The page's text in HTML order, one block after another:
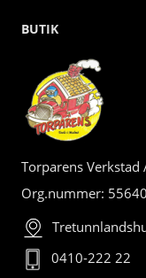
BUTIK
Torparens Verkstad
Org.nummer:
0410-222 22